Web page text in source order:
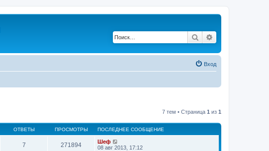
Поиск
Вход
7 тем • Страница 1 из 1
ОТВЕТЫ ПРОСМОТРЫ ПОСЛЕДНЕЕ СООБЩЕНИЕ
7 271894
Шеф
08 авг 2013, 17:12